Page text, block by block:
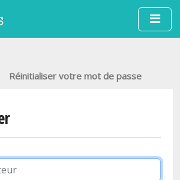
Aller au contenu principal
Réinitialiser votre mot de passe